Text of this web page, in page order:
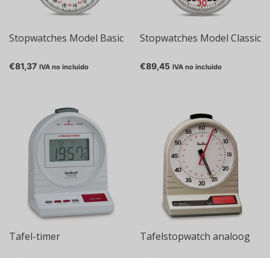
Stopwatches Model Basic
€81,37 IVA no incluido
Stopwatches Model Classic
€89,45 IVA no incluido
Tafel-timer Tafelstopwatch analoog